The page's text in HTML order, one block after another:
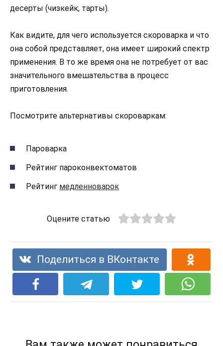
десерты (чизкейк, тарты).
Как видите, для чего используется скороварка и что
она собой представляет, она имеет широкий спектр
применения. В то же время она не потребует от вас
значительного вмешательства в процесс
приготовления.
Посмотрите альтернативы скороваркам:
Пароварка
Рейтинг пароконвектоматов
Рейтинг медленноварок
Оцените статью
Поделиться в ВКонтакте